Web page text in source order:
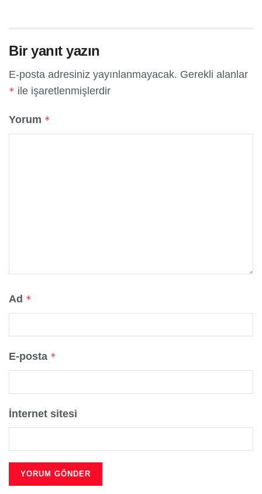
Bir yanıt yazın
E-posta adresiniz yayınlanmayacak. Gerekli alanlar
* ile işaretlenmişlerdir
Yorum *
Ad *
E-posta *
İnternet sitesi